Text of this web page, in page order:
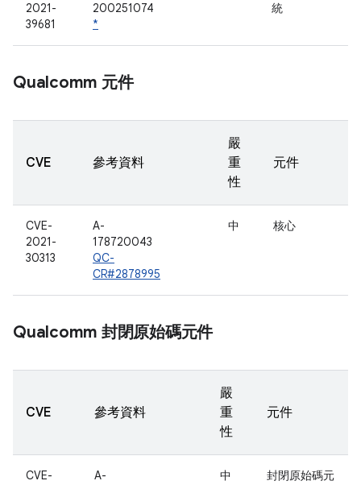
2021-
39681
200251074
*
統
Qualcomm 元件
CVE 參考資料
嚴
重
性
元件
CVE-
2021-
30313
A-
178720043
QC-
CR#2878995
中 核心
Qualcomm 封閉原始碼元件
CVE 參考資料
嚴
重
性
元件
CVE-
A-
中
封閉原始碼元